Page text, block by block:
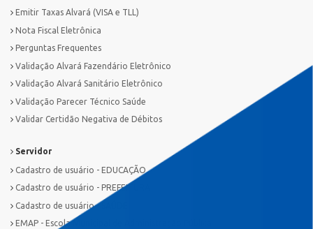
Emitir Taxas Alvará (VISA e TLL)
Nota Fiscal Eletrônica
Perguntas Frequentes
Validação Alvará Fazendário Eletrônico
Validação Alvará Sanitário Eletrônico
Validação Parecer Técnico Saúde
Validar Certidão Negativa de Débitos
Servidor
Cadastro de usuário - EDUCAÇÃO
Cadastro de usuário - PREFEITURA
Cadastro de usuário - SAÚDE
EMAP - Escola Municipal de Administração Pública